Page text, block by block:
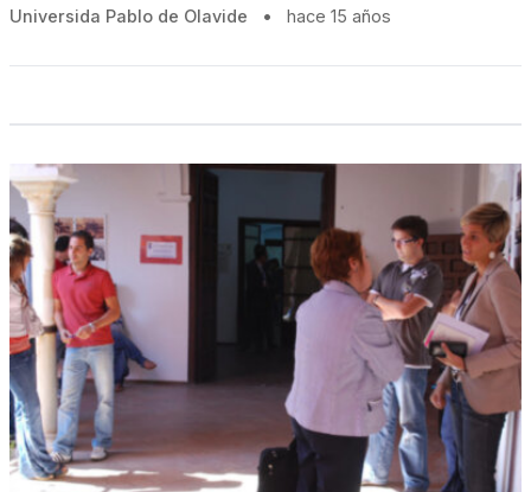
Universida Pablo de Olavide • hace 15 años